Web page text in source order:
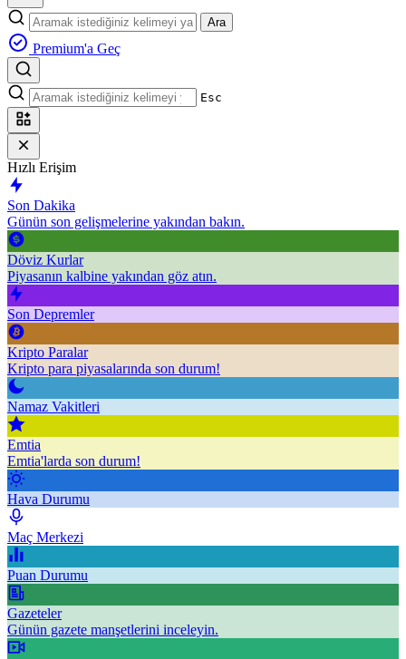
Ara
Premium'a Geç
Esc
Hızlı Erişim
Son Dakika
Günün son gelişmelerine yakından bakın.
Döviz Kurlar
Piyasanın kalbine yakından göz atın.
Son Depremler
Kripto Paralar
Kripto para piyasalarında son durum!
Namaz Vakitleri
Emtia
Emtia'larda son durum!
Hava Durumu
Maç Merkezi
Puan Durumu
Gazeteler
Günün gazete manşetlerini inceleyin.